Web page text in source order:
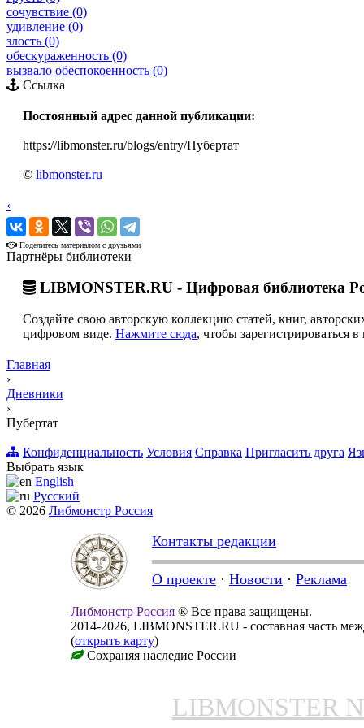
сочувствие (0)
удивление (0)
злость (0)
обескураженность (0)
вызвало обеспокоенность (0)
Ссылка
Постоянный адрес данной публикации:
https://libmonster.ru/blogs/entry/Пубертат
© libmonster.ru
‹
›
Поделитесь материалом с друзьями
Партнёры библиотеки
LIBMONSTER.RU - Цифровая библиотека
Создайте свою авторскую коллекцию статей, книг,
цифровом виде. Нажмите сюда, чтобы зарегистрироваться в
Главная
›
Дневники
›
Пубертат
Конфиденциальность Условия Справка Пригласить друга
Выбрать язык
English
Русский
© 2026 Либмонстр Россия
Контакты редакции
О проекте · Новости · Реклама
Либмонстр Россия ® Все права защищены.
2014-2026, LIBMONSTER.RU - составная часть
(открыть карту)
Сохраняя наследие России
LIBMONSTER